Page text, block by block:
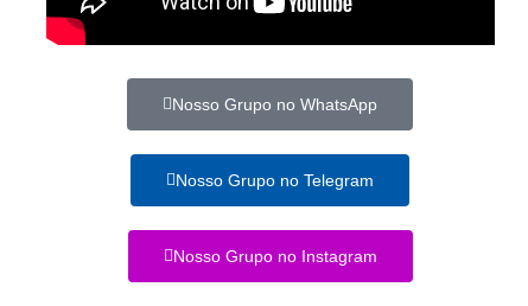
Nosso Grupo no WhatsApp
Nosso Grupo no Telegram
Nosso Grupo no Instagram